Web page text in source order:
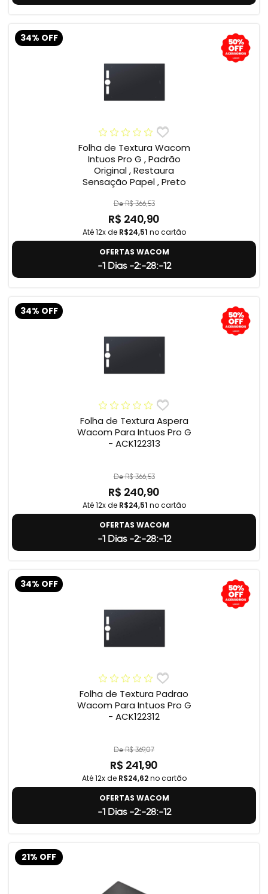
34% OFF
Folha de Textura Wacom
Intuos Pro G , Padrão
Original , Restaura
Sensação Papel , Preto
De R$ 366,53
R$ 240,90
Até 12x de R$24,51 no cartão
OFERTAS WACOM
-1 Dias -2:-28:-13
34% OFF
Folha de Textura Aspera
Wacom Para Intuos Pro G
- ACK122313
De R$ 366,53
R$ 240,90
Até 12x de R$24,51 no cartão
OFERTAS WACOM
-1 Dias -2:-28:-13
34% OFF
Folha de Textura Padrao
Wacom Para Intuos Pro G
- ACK122312
De R$ 369,07
R$ 241,90
Até 12x de R$24,62no cartão
OFERTAS WACOM
-1 Dias -2:-28:-13
21% OFF